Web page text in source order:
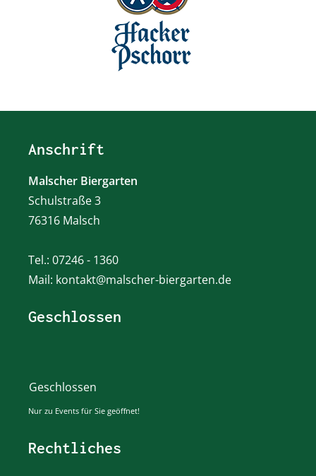
Anschrift
Malscher Biergarten
Schulstraße 3
76316 Malsch
Tel.: 07246 - 1360
Mail: kontakt@malscher-biergarten.de
Geschlossen
Geschlossen
Nur zu Events für Sie geöffnet!
Rechtliches